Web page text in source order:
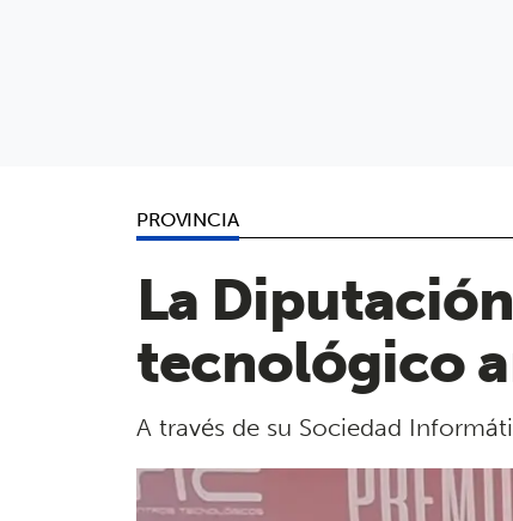
PROVINCIA
La
tecnológico
A través de su Sociedad